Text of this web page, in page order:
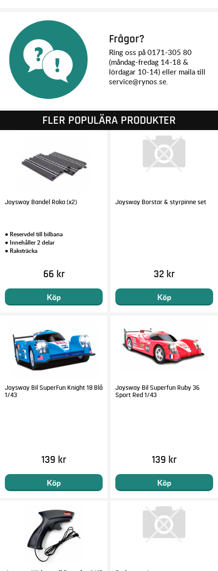
Frågor?
Ring oss på 0171-305 80
(måndag-fredag 14-18 &
lördagar 10-14) eller maila till
service@rynos.se.
FLER POPULÄRA PRODUKTER
Joysway Bandel Raka (x2)
• Reservdel till bilbana
• Innehåller 2 delar
• Raksträcka
66 kr
Köp
Joysway Borstar & styrpinne set
32 kr
Köp
Joysway Bil SuperFun Knight 18 Blå
1/43
139 kr
Köp
Joysway Bil Superfun Ruby 36
Sport Red 1/43
139 kr
Köp